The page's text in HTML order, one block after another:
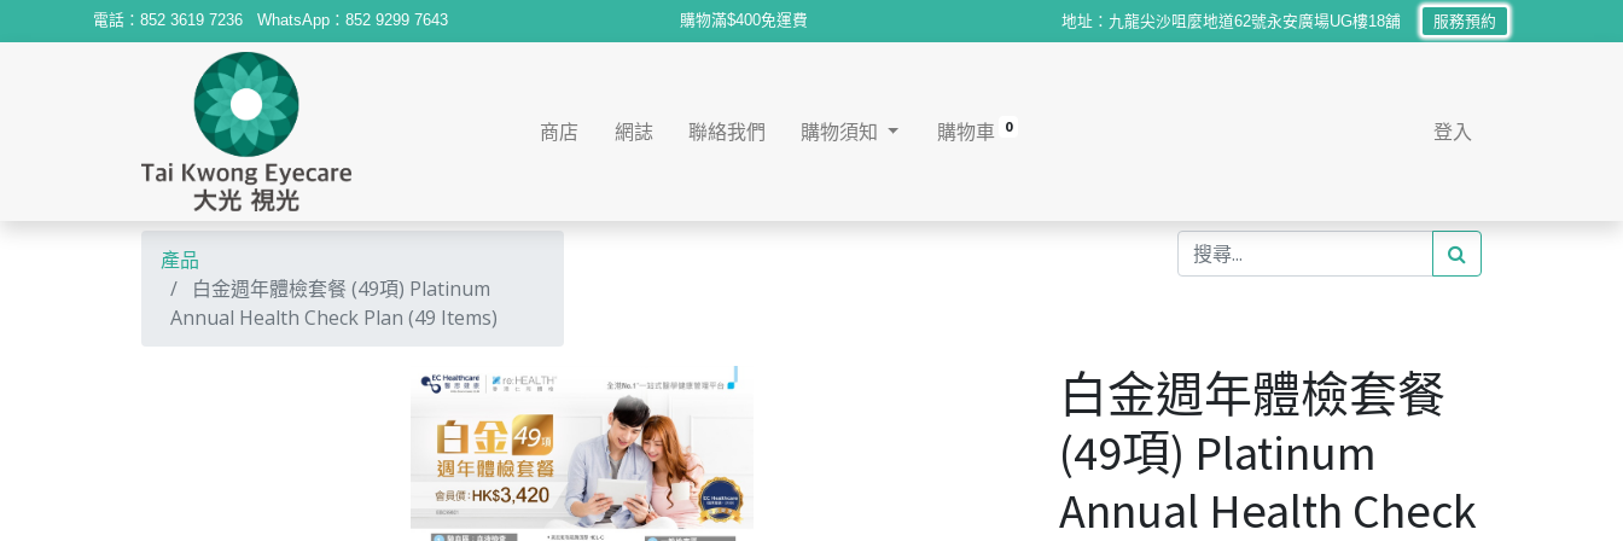
電話： 852 3619 7236 WhatsApp： 852 9299 7643 購物滿$400免運費 地址：九龍尖沙咀麼地道62號永安廣場UG樓18舖 服務預約
商店 網誌 聯絡我們 購物須知 購物車 0 登入
產品
白金週年體檢套餐 (49項) Platinum
Annual Health Check Plan (49 Items)
白金週年體檢套餐
(49項) Platinum
Annual Health Check